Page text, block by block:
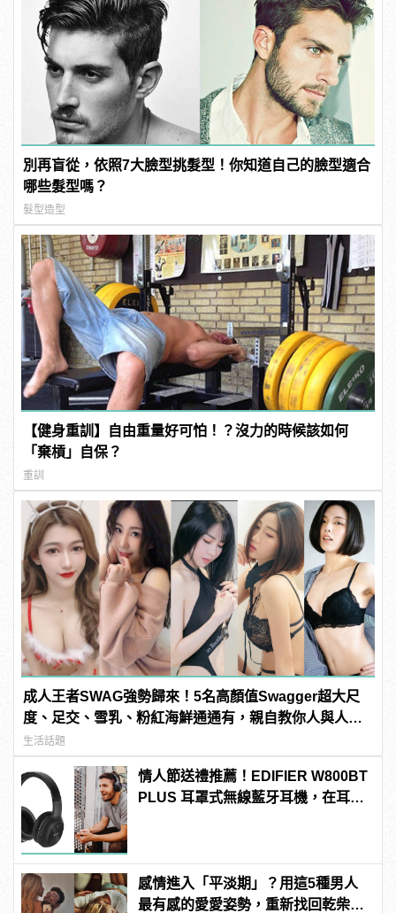
別再盲從，依照7大臉型挑髮型！你知道自己的臉型適合
哪些髮型嗎？
髮型造型
【健身重訓】自由重量好可怕！？沒力的時候該如何
「棄槓」自保？
重訓
成人王者SWAG強勢歸來！5名高顏值Swagger超大尺
度、足交、雪乳、粉紅海鮮通通有，親自教你人與人的
連結！ | manfashion這樣變型男
生活話題
情人節送禮推薦！EDIFIER W800BT
PLUS 耳罩式無線藍牙耳機，在耳邊
感情進入「平淡期」？用這5種男人
最有感的愛愛姿勢，重新找回乾柴烈